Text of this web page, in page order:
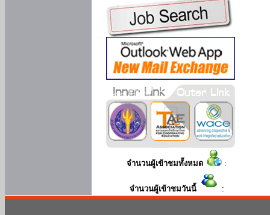
จำนวนผู้เข้าชมทั้งหมด :
จำนวนผู้เข้าชมวันนี้ :